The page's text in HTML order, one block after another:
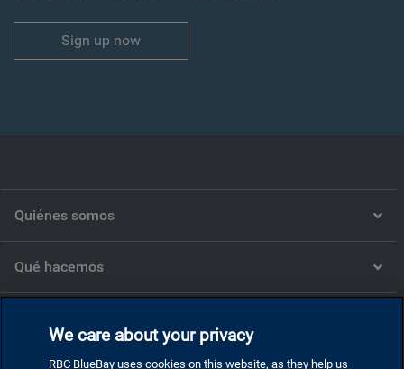
Sign up now
Quiénes somos
Qué hacemos
We care about your privacy
RBC BlueBay uses cookies on this website, as they help us